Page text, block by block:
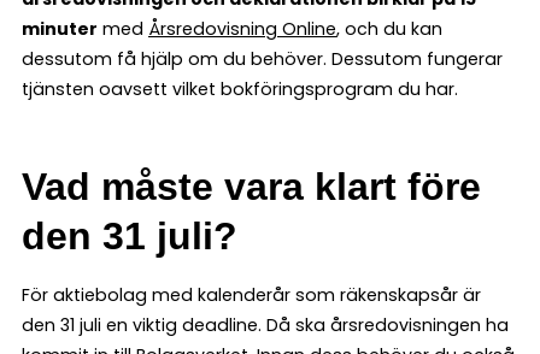
minuter med Årsredovisning Online, och du kan
dessutom få hjälp om du behöver. Dessutom fungerar
tjänsten oavsett vilket bokföringsprogram du har.
Vad måste vara klart före
den 31 juli?
För aktiebolag med kalenderår som räkenskapsår är
den 31 juli en viktig deadline. Då ska årsredovisningen ha